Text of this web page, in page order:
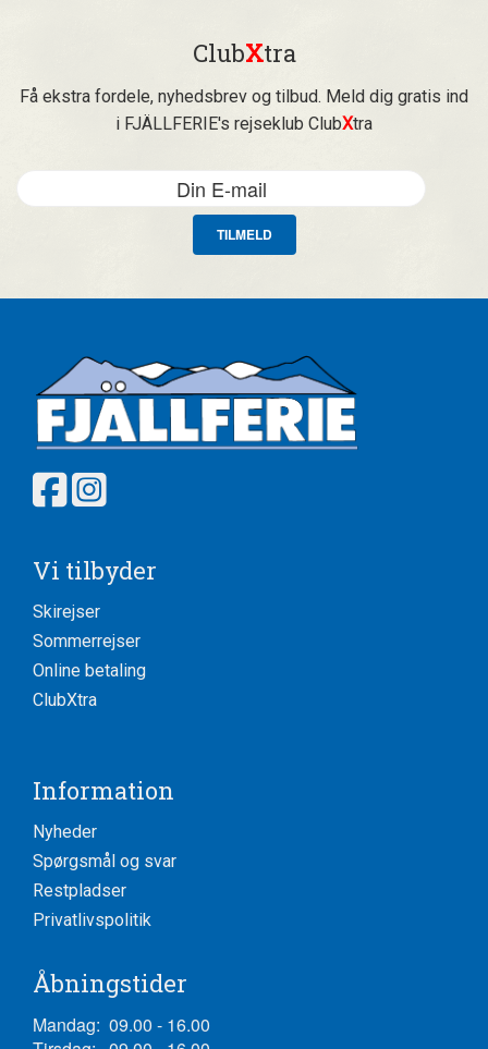
ClubXtra
Få ekstra fordele, nyhedsbrev og tilbud. Meld dig gratis ind
i FJÄLLFERIE's rejseklub ClubXtra
TILMELD
Vi tilbyder
Skirejser
Sommerrejser
Online betaling
ClubXtra
Information
Nyheder
Spørgsmål og svar
Restpladser
Privatlivspolitik
Åbningstider
Mandag: 09.00 - 16.00